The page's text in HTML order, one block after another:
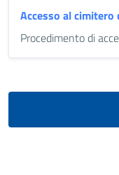
Accesso al
Procedimento di